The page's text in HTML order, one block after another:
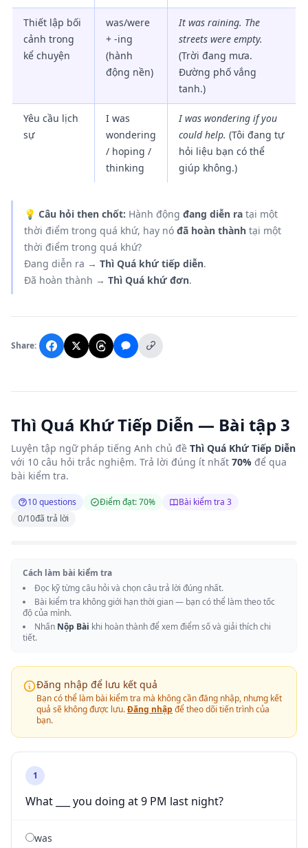
Thiết lập bối
cảnh trong
kể chuyện
was/were
+ -ing
(hành
động nền)
It was raining. The
streets were empty.
(Trời đang mưa.
Đường phố vắng
tanh.)
Yêu cầu lịch
sự
I was
wondering
/ hoping /
thinking
I was wondering if you
could help. (Tôi đang tự
hỏi liệu bạn có thể
giúp không.)
💡 Câu hỏi then chốt: Hành động đang diễn ra tại một
thời điểm trong quá khứ, hay nó đã hoàn thành tại một
thời điểm trong quá khứ?
Đang diễn ra → Thì Quá khứ tiếp diễn.
Đã hoàn thành → Thì Quá khứ đơn.
Share:
Thì Quá Khứ Tiếp Diễn — Bài tập 3
Luyện tập ngữ pháp tiếng Anh chủ đề Thì Quá Khứ Tiếp Diễn
với 10 câu hỏi trắc nghiệm. Trả lời đúng ít nhất 70% để qua
bài kiểm tra.
10 questions Điểm đạt: 70%
Bài kiểm tra 3
0/10đã trả lời
Cách làm bài kiểm tra
Đọc kỹ từng câu hỏi và chọn câu trả lời đúng nhất.
Bài kiểm tra không giới hạn thời gian — bạn có thể làm theo tốc
độ của mình.
Nhấn Nộp Bài khi hoàn thành để xem điểm số và giải thích chi
tiết.
Đăng nhập để lưu kết quả
Bạn có thể làm bài kiểm tra mà không cần đăng nhập, nhưng kết
quả sẽ không được lưu.Đăng nhập để theo dõi tiến trình của
bạn.
1
What ___ you doing at 9 PM last night?
was